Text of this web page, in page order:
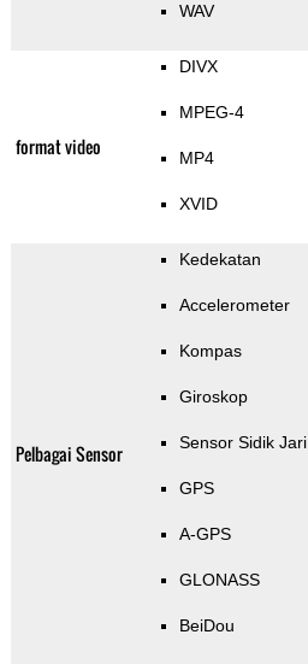
WAV
format video
DIVX
MPEG-4
MP4
XVID
Pelbagai Sensor
Kedekatan
Accelerometer
Kompas
Giroskop
Sensor Sidik Jari
GPS
A-GPS
GLONASS
BeiDou